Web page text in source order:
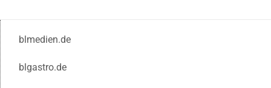
blmedien.de
blgastro.de